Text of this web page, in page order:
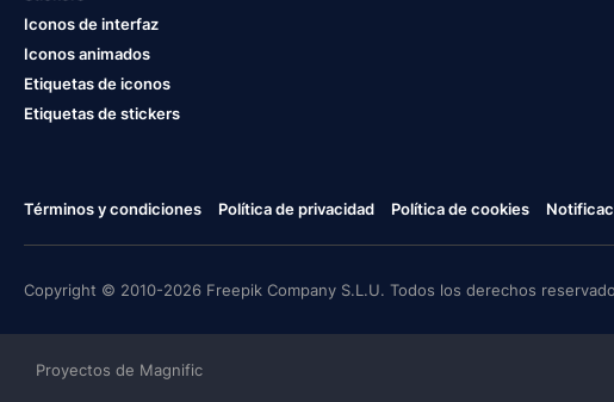
Iconos de interfaz
Iconos animados
Etiquetas de iconos
Etiquetas de stickers
Términos y condiciones Política de privacidad Política de cookies
Copyright © 2010-2026 Freepik Company S.L.U. Todos los derechos
Proyectos de Magnific